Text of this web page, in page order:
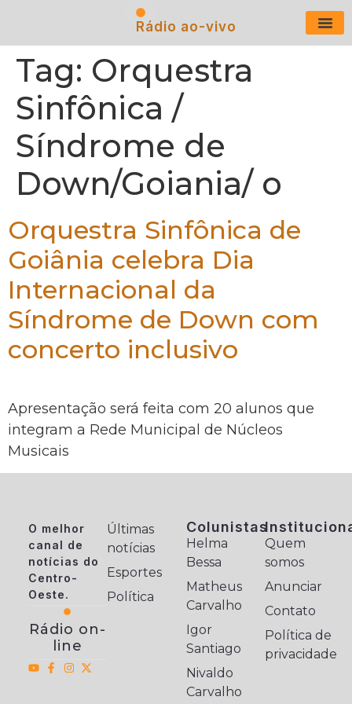
Rádio ao-vivo
Tag: Orquestra
Sinfônica /
Síndrome de
Down/Goiania/ o
Orquestra Sinfônica de
Goiânia celebra Dia
Internacional da
Síndrome de Down com
concerto inclusivo
Apresentação será feita com 20 alunos que
integram a Rede Municipal de Núcleos
Musicais
O melhor
canal de
notícias do
Centro-
Oeste.
Rádio on-
line
Últimas
notícias
Esportes
Política
Colunistas
Helma
Bessa
Matheus
Carvalho
Igor
Santiago
Nivaldo
Carvalho
Quem
somos
Anunciar
Contato
Política de
privacidade